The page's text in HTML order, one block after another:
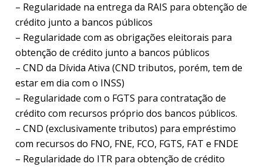
– Regularidade na entrega da RAIS para obtenção de
crédito junto a bancos públicos
– Regularidade com as obrigações eleitorais para
obtenção de crédito junto a bancos públicos
– CND da Dívida Ativa (CND tributos, porém, tem de
estar em dia com o INSS)
– Regularidade com o FGTS para contratação de
crédito com recursos próprio dos bancos públicos.
– CND (exclusivamente tributos) para empréstimo
com recursos do FNO, FNE, FCO, FGTS, FAT e FNDE
– Regularidade do ITR para obtenção de crédito